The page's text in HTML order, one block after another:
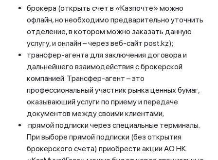
брокера (открыть счет в «Казпочте» можно
офлайн, но необходимо предварительно уточнить
отделение, в котором можно заказать данную
услугу, и онлайн – через веб-сайт post.kz);
трансфер-агента для заключения договора и
дальнейшего взаимодействия с брокерской
компанией. Трансфер-агент – это
профессиональный участник рынка ценных бумаг,
оказывающий услуги по приему и передаче
документов между своими клиентами;
прямой подписки через специальные терминалы.
При выборе прямой подписки (без открытия
брокерского счета) приобрести акции АО НК